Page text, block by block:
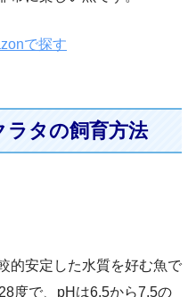
で探す
タの飼育方法
的安定した水質を好む魚で
度で、pHは6.5から7.5の